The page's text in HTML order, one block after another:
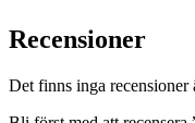
Recensioner
Det finns inga recensioner